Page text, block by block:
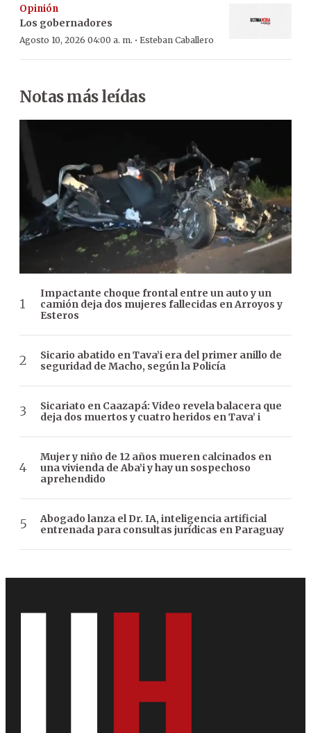
Opinión
Los gobernadores
Agosto 10, 2026 04:00 a. m. · Esteban Caballero
Notas más leídas
Impactante choque frontal entre un auto y un
camión deja dos mujeres fallecidas en Arroyos y
Esteros
Sicario abatido en Tava’i era del primer anillo de
seguridad de Macho, según la Policía
Sicariato en Caazapá: Video revela balacera que
deja dos muertos y cuatro heridos en Tava’ i
Mujer y niño de 12 años mueren calcinados en
una vivienda de Aba’i y hay un sospechoso
aprehendido
Abogado lanza el Dr. IA, inteligencia artificial
entrenada para consultas jurídicas en Paraguay